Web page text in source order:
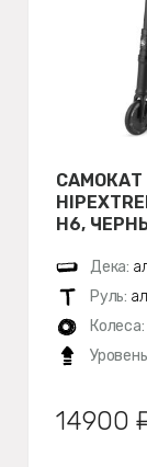
H6,
Дека:
Руль:
Колеса:
14900